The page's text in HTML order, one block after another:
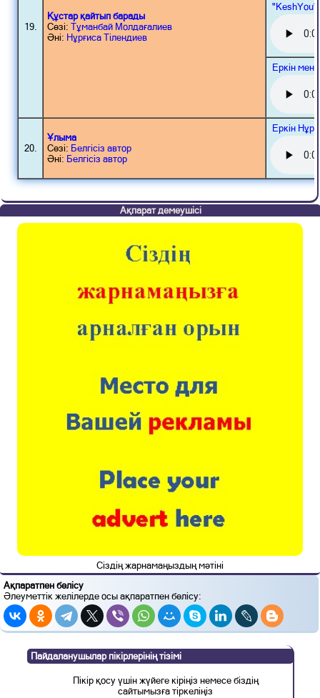
19.
Құстар қайтып барады
Сөзі: Тұманбай Молдағалиев
Әні: Нұрғиса Тілендиев
"KeshYou"
Еркін мен
20.
Ұлыма
Сөзі: Белгісіз автор
Әні: Белгісіз автор
Еркін
Ақпарат демеушісі
Сіздің жарнамаңыздың мәтіні
Ақпаратпен бөлісу
Әлеуметтік желілерде осы ақпаратпен бөлісу:
Пайдаланушылар пікірлерінің тізімі
Пікір қосу үшін жүйеге кіріңіз немесе біздің
сайтымызға тіркеліңіз